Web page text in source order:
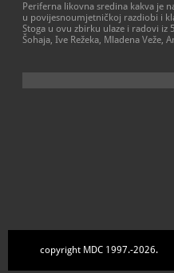
Periferna likovna sredina kakva je
u povijesnoumjetničkoj razdiobi i
Stoga u ovu zbirku ulaze i radovi iz
Šohaja, Ive Režeka, Mladena Veže,
copyright MDC 1997.-2026.